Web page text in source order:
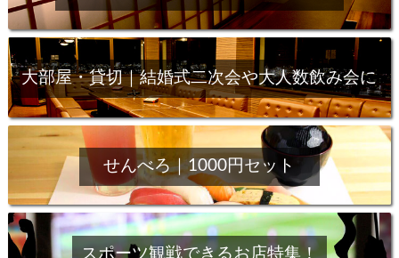
大部屋・貸切｜結婚式二次会や大人数飲み会に
せんべろ｜1000円セット
スポーツ観戦できるお店特集！